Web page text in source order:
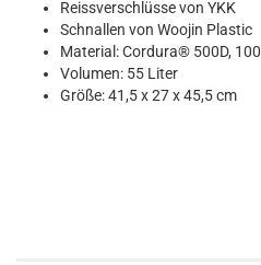
Reissverschlüsse von YKK
Schnallen von Woojin Plastic
Material: Cordura® 500D,
Volumen: 55 Liter
Größe: 41,5 x 27 x 45,5 cm